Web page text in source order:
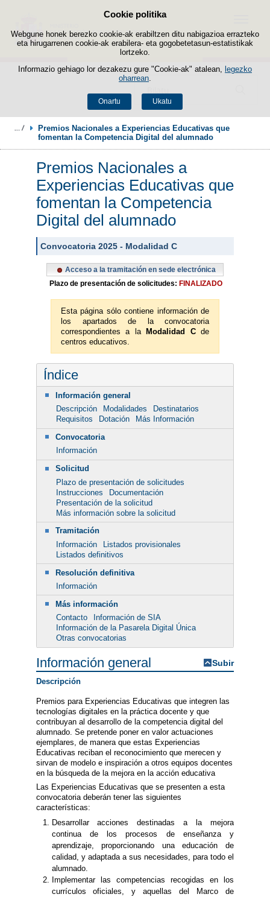
Cookie politika
Webgune honek berezko cookie-ak erabiltzen ditu nabigazioa errazteko
eta hirugarrenen cookie-ak erabilera- eta gogobetetasun-estatistikak
lortzeko.
Informazio gehiago lor dezakezu gure "Cookie-ak" atalean, legezko
oharrean
Onartu Ukatu
Edukira salto egin
Menua
Premios Nacionales a Experiencias Educativas que
fomentan la Competencia Digital del alumnado
Premios Nacionales a
Experiencias Educativas que
fomentan la Competencia
Digital del alumnado
Convocatoria 2025 - Modalidad C
Acceso a la tramitación en sede electrónica
Plazo de presentación de solicitudes: FINALIZADO
Esta página sólo contiene información de
los apartados de la convocatoria
correspondientes a la
Modalidad Cde
centros educativos.
Índice
Información general
Descripción
Modalidades
Destinatarios
Requisitos
Dotación
Más Información
Convocatoria
Información
Solicitud
Plazo de presentación de solicitudes
Instrucciones
Documentación
Presentación de la solicitud
Más información sobre la solicitud
Tramitación
Información
Listados provisionales
Listados definitivos
Resolución definitiva
Información
Más información
Contacto
Información de SIA
Información de la Pasarela Digital Única
Otras convocatorias
Información general Subir
Descripción
Premios para Experiencias Educativas que integren las
tecnologías digitales en la práctica docente y que
contribuyan al desarrollo de la competencia digital del
alumnado. Se pretende poner en valor actuaciones
ejemplares, de manera que estas Experiencias
Educativas reciban el reconocimiento que merecen y
sirvan de modelo e inspiración a otros equipos docentes
en la búsqueda de la mejora en la acción educativa
Las Experiencias Educativas que se presenten a esta
convocatoria deberán tener las siguientes
características:
Desarrollar acciones destinadas a la mejora
continua de los procesos de enseñanza y
aprendizaje, proporcionando una educación de
calidad, y adaptada a sus necesidades, para todo el
alumnado.
Implementar las competencias recogidas en los
currículos oficiales, y aquellas del Marco de